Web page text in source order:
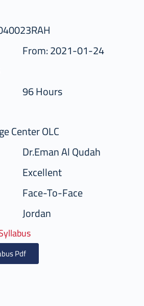
From: 2021-01-24
96 Hours
Center OLC
Dr.Eman Al Qudah
Excellent
Face-To-Face
Jordan
Pdf